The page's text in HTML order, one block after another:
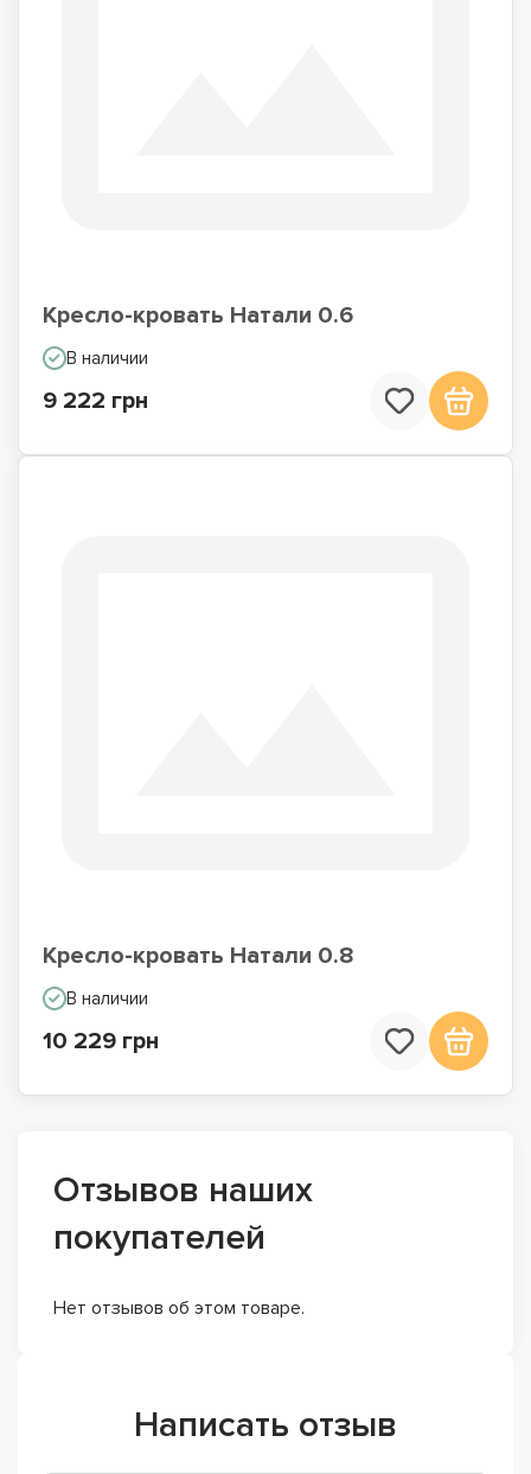
Кресло-кровать Натали 0.6
В наличии
9 222 грн
Кресло-кровать Натали 0.8
В наличии
10 229 грн
Отзывов наших
покупателей
Нет отзывов об этом товаре.
Написать отзыв